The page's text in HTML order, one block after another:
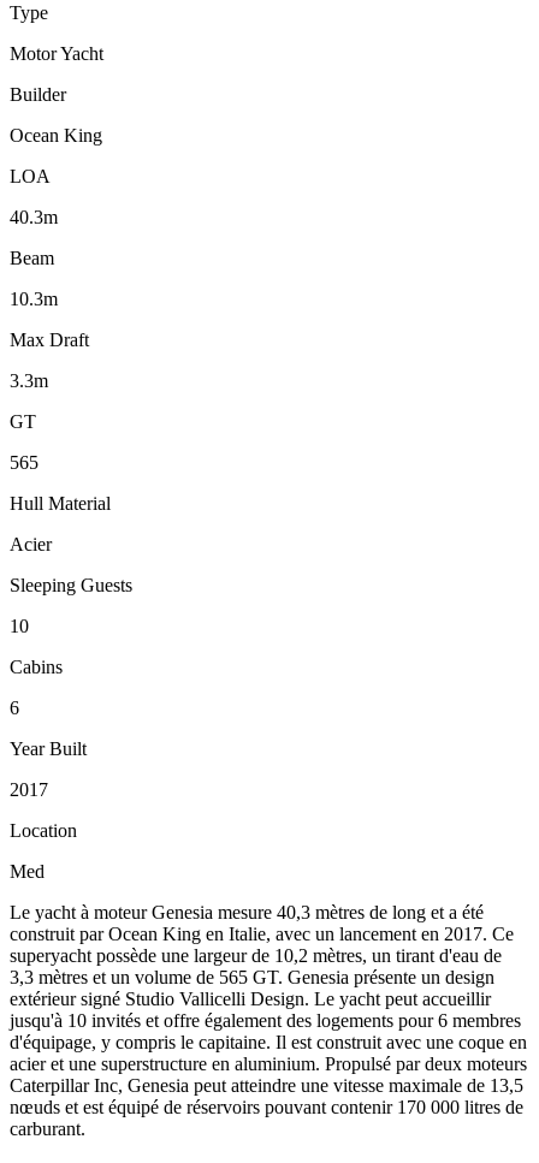
Type
Motor Yacht
Builder
Ocean King
LOA
40.3m
Beam
10.3m
Max Draft
3.3m
GT
565
Hull Material
Acier
Sleeping Guests
10
Cabins
6
Year Built
2017
Location
Med
Le yacht à moteur Genesia mesure 40,3 mètres de long et a été
construit par Ocean King en Italie, avec un lancement en 2017. Ce
superyacht possède une largeur de 10,2 mètres, un tirant d'eau de
3,3 mètres et un volume de 565 GT. Genesia présente un design
extérieur signé Studio Vallicelli Design. Le yacht peut accueillir
jusqu'à 10 invités et offre également des logements pour 6 membres
d'équipage, y compris le capitaine. Il est construit avec une coque en
acier et une superstructure en aluminium. Propulsé par deux moteurs
Caterpillar Inc, Genesia peut atteindre une vitesse maximale de 13,5
nœuds et est équipé de réservoirs pouvant contenir 170 000 litres de
carburant.